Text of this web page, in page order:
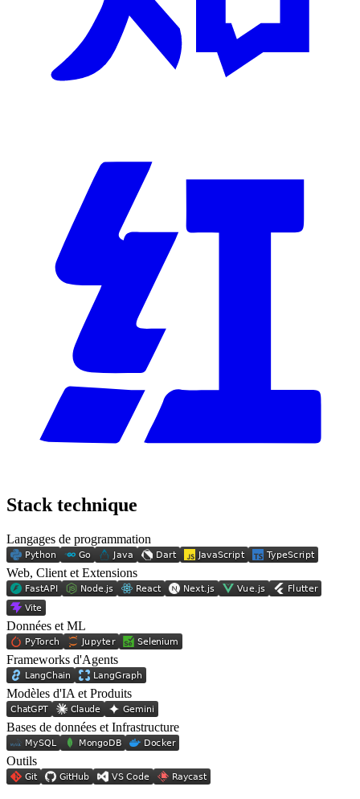
Stack technique
Langages de programmation
Web, Client et Extensions
Données et ML
Frameworks d'Agents
Modèles d'IA et Produits
Bases de données et Infrastructure
Outils